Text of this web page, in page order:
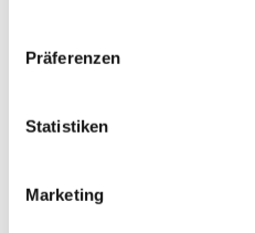
Präferenzen
Statistiken
Marketing